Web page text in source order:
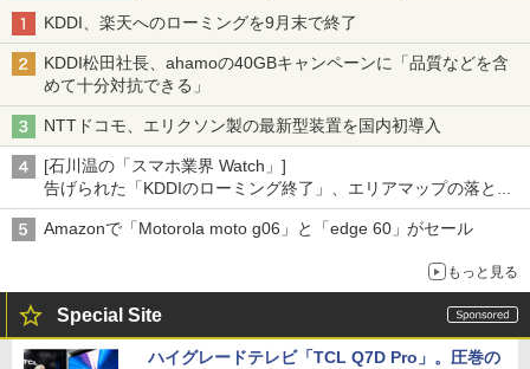
KDDI、楽天へのローミングを9月末で終了
KDDI松田社長、ahamoの40GBキャンペーンに「品質などを含
めて十分対抗できる」
NTTドコモ、エリクソン製の最新型装置を国内初導入
[石川温の「スマホ業界 Watch」]
告げられた「KDDIのローミング終了」、エリアマップの落とし
穴と楽天モバイルの課題
Amazonで「Motorola moto g06」と「edge 60」がセール
もっと見る
Special Site
ハイグレードテレビ「TCL Q7D Pro」。圧巻の